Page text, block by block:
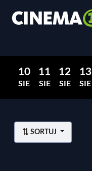
10
SIE
11
SIE
12
SIE
13
SIE
SORTUJ